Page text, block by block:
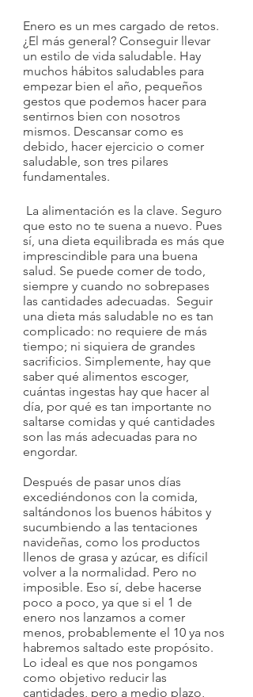
Enero es un mes cargado de retos.
¿El más general? Conseguir llevar
un estilo de vida saludable. Hay
muchos hábitos saludables para
empezar bien el año, pequeños
gestos que podemos hacer para
sentirnos bien con nosotros
mismos. Descansar como es
debido, hacer ejercicio o comer
saludable, son tres pilares
fundamentales.
que esto no te suena a nuevo. Pues
sí, una dieta equilibrada es más que
imprescindible para una buena
salud. Se puede comer de todo,
siempre y cuando no sobrepases
las cantidades adecuadas.  Seguir
una dieta más saludable no es tan
complicado: no requiere de más
tiempo; ni siquiera de grandes
sacrificios. Simplemente, hay que
saber qué alimentos escoger,
cuántas ingestas hay que hacer al
día, por qué es tan importante no
saltarse comidas y qué cantidades
son las más adecuadas para no
engordar.
Después de pasar unos días
excediéndonos con la comida,
saltándonos los buenos hábitos y
sucumbiendo a las tentaciones
navideñas, como los productos
llenos de grasa y azúcar, es difícil
volver a la normalidad. Pero no
imposible. Eso sí, debe hacerse
poco a poco, ya que si el 1 de
enero nos lanzamos a comer
menos, probablemente el 10 ya nos
habremos saltado este propósito.
Lo ideal es que nos pongamos
como objetivo reducir las
cantidades, pero a medio plazo,